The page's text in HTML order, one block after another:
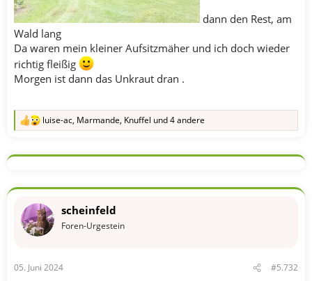
dann den Rest, am
Wald lang
Da waren mein kleiner Aufsitzmäher und ich doch wieder
richtig fleißig
Morgen ist dann das Unkraut dran .
R
k
o
e
n
luise-ac, Marmande, Knuffel und 4 andere
scheinfeld
Foren-Urgestein
05. Juni 2024 #5.732